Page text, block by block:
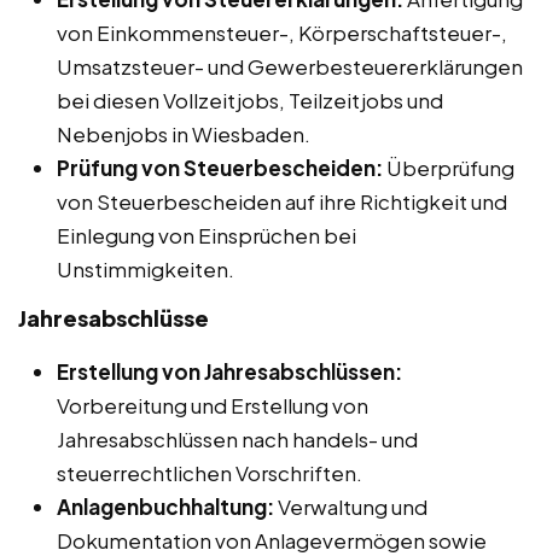
von Einkommensteuer-, Körperschaftsteuer-,
Umsatzsteuer- und Gewerbesteuererklärungen
bei diesen Vollzeitjobs, Teilzeitjobs und
Nebenjobs in Wiesbaden.
Prüfung von Steuerbescheiden: Überprüfung
von Steuerbescheiden auf ihre Richtigkeit und
Einlegung von Einsprüchen bei
Unstimmigkeiten.
Jahresabschlüsse
Erstellung von Jahresabschlüssen:
Vorbereitung und Erstellung von
Jahresabschlüssen nach handels- und
steuerrechtlichen Vorschriften.
Anlagenbuchhaltung:Verwaltung und
Dokumentation von Anlagevermögen sowie